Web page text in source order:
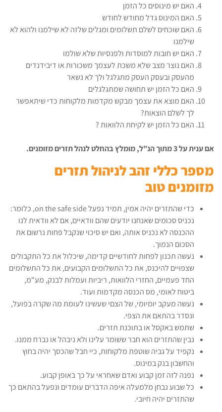
האם יש מינוסים כל הזמן
האם המינוס גדל מחודש לחודש
האם שוכחים לשלם תשלומים ומגלים שלזה לא שילמנו ולהוא לא
שילמנו
האם יש חובות למוסדות ולפנסיות שלא שולמו
האם נוצר מצב שלא משכת לעצמך משכורות או דיבידנדים
מהעסק ובעסק העסק מתגלגל ולך לא נשאר
האם כל הזמן יש תחושה שמתגלגלים
האם מוצא את עצמך מבקש מקדמות מלקוחות כדי שיתאפשר
לך לשלם הוצאות?
האם כל הזמן יש לקיחת הלוואות ?
אם ענית על 3 מתוך הנ"ל, מומלץ בהחלט לנהל תזרים מזומנים.
מספר כללי זהב לניהול תזרים
מזומנים טוב
כדי שהתזרים יהיה אמין, תמיד נפעל on the safe side, כלומר:
נכניס סכומים שאנחנו יודעים שהם וודאיים, אם לא וודאית לנו
ההכנסה לא נכניס אותה, ואם יש סיכוי שנקבל פחות נרשום את
הסכום הנמוך.
נעשה תכנון לפחות לחודשיים קדימה, שיכלול את כל התקבולים
שצפויים להיכנס, את כל התשלומים הקבועים, את כל התשלומים
החד פעמיים, החזרי הלוואות, ריביות ועמלות לבנק, מע"מ,
ביטוח לאומי, מס הכנסה מקדמות ועוד.
נעשה מעקב יומיומי, של הצםי שעשינו לעומת מה שקרה בפועל,
ונסדר בהתאם את הצפי.
שתמש באקסל או בתוכנת תזרים.
נבין שהתזרים הוא חבר ששומר עלינו ולא ניבהל או נברח ממנו.
נקפיד על גביה שוטפת מלקוחות, כיי חבל שהכסך יהיה בחוץ
והחשבון בנק במינוס.
נפנה לזה זמן קבוע ואדם שאחראי על כך באופן קבוע.
כל שבוע נבחן מלמעלה איפה הדברים עומדים ונפעל בהתאם כך
שהתזרים יהיה חיובי.